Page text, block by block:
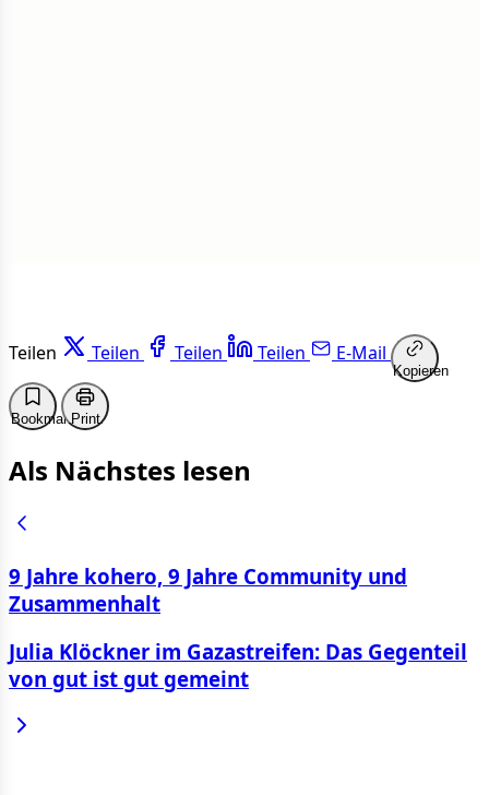
Teilen Teilen Teilen Teilen E-Mail
Kopieren
BookmarkPrint
Als Nächstes lesen
9 Jahre kohero, 9 Jahre Community und
Zusammenhalt
Julia Klöckner im Gazastreifen: Das Gegenteil
von gut ist gut gemeint